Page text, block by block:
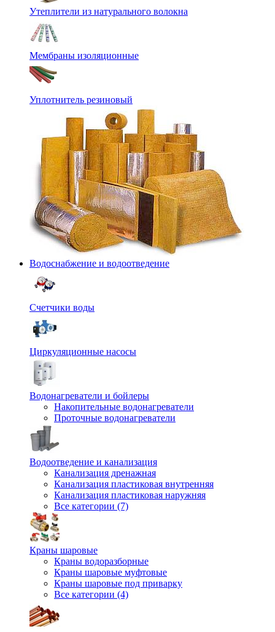
Утеплители из натурального волокна
Мембраны изоляционные
Уплотнитель резиновый
Водоснабжение и водоотведение
Счетчики воды
Циркуляционные насосы
Водонагреватели и бойлеры
Накопительные водонагреватели
Проточные водонагреватели
Водоотведение и канализация
Канализация дренажная
Канализация пластиковая внутренняя
Канализация пластиковая наружняя
Все категории (7)
Краны шаровые
Краны водоразборные
Краны шаровые муфтовые
Краны шаровые под приварку
Все категории (4)